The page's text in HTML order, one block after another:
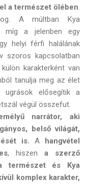
a természet ölében
A múltban Kya
míg a jelenben egy
helyi férfi halálának
szoros kapcsolatban
karakterként van
tanulja meg az élet
ugrások elősegítik a
végül összefut.
narrátor, aki
belső világát,
is. A hangvétel
, hiszen a szerző
természet és Kya
komplex karakter,